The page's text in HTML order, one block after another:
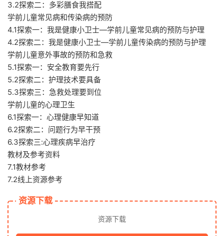
3.2探索二：多彩膳食我搭配
学前儿童常见病和传染病的预防
4.1探索一：我是健康小卫士—学前儿童常见病的预防与护理
4.2探索二：我是健康小卫士—学前儿童传染病的预防与护理
学前儿童意外事故的预防和急救
5.1探索一：安全教育要先行
5.2探索二：护理技术要具备
5.3探索三：急救处理要到位
学前儿童的心理卫生
6.1探索一：心理健康早知道
6.2探索二：问题行为早干预
6.3探索三:心理疾病早治疗
教材及参考资料
7.1教材参考
7.2线上资源参考
资源下载
资源下载